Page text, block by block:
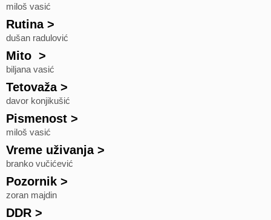
miloš vasić
Rutina>
dušan radulović
Mito >
biljana vasić
Tetovaža>
davor konjikušić
Pismenost >
miloš vasić
Vreme uživanja>
branko vučićević
Pozornik >
zoran majdin
DDR >